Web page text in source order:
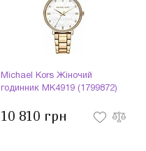
Michael Kors Жіночий
годинник MK4919 (1799872)
10 810 грн